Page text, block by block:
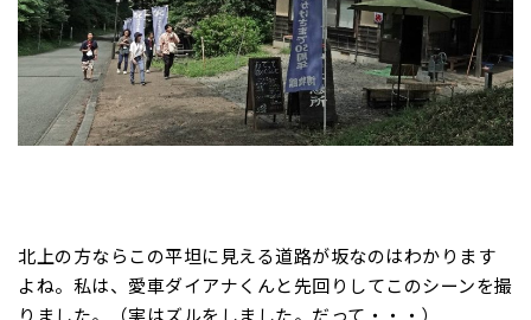
北上の方ならこの平坦に見える道路が坂なのはわかります
よね。私は、愛車ダイアナくんと先回りしてこのシーンを撮
りました。（実はズルをしました。だって・・・）